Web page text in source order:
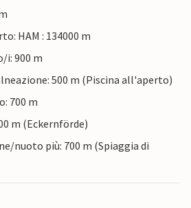
HAM : 134000 m
i: 900 m
500 m (Piscina all'aperto)
700 m
m (Eckernförde)
nuoto più: 700 m (Spiaggia di